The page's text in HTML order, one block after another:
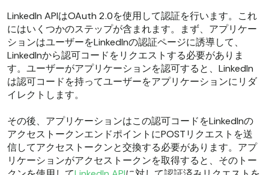
LinkedIn APIはOAuth 2.0を使用して認証を行います。これ
にはいくつかのステップが含まれます。まず、アプリケー
ションはユーザーをLinkedInの認証ページに誘導して、
LinkedInから認可コードをリクエストする必要がありま
す。ユーザーがアプリケーションを認可すると、LinkedIn
は認可コードを持ってユーザーをアプリケーションにリダ
イレクトします。
その後、アプリケーションはこの認可コードをLinkedInの
アクセストークンエンドポイントにPOSTリクエストを送
信してアクセストークンと交換する必要があります。アプ
リケーションがアクセストークンを取得すると、そのトー